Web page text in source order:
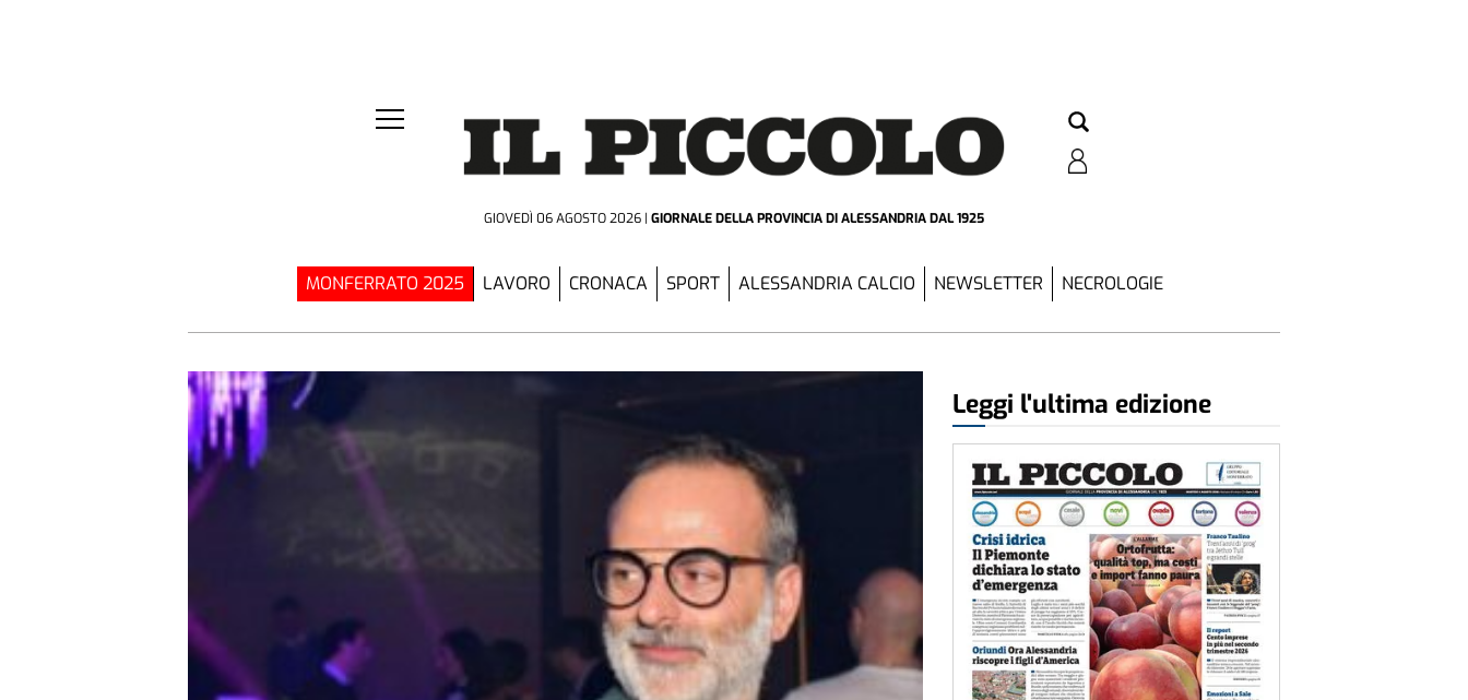
GIOVEDÌ 06 AGOSTO 2026 GIORNALE DELLA PROVINCIADI ALESSANDRIA DAL 1925
MONFERRATO 2025 LAVORO CRONACA SPORT ALESSANDRIA CALCIO NEWSLETTER NECROLOGIE
Leggi l'ultima edizione